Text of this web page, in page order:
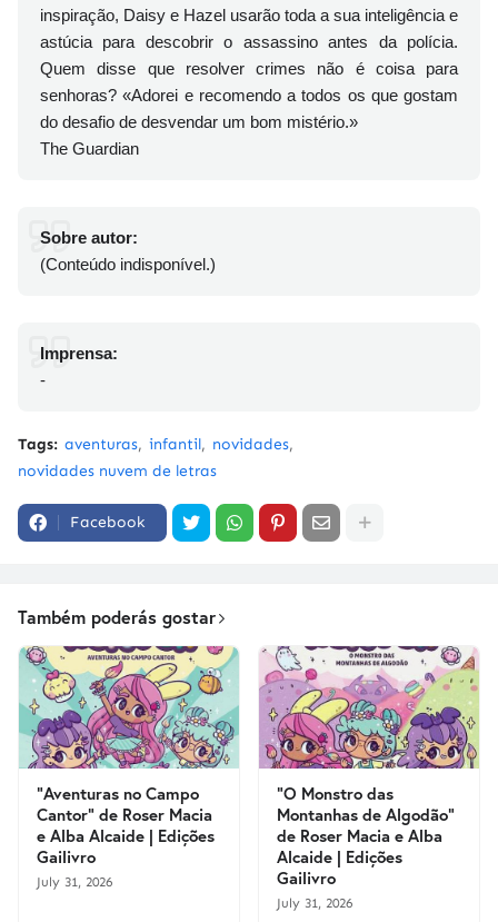
inspiração, Daisy e Hazel usarão toda a sua inteligência e
astúcia para descobrir o assassino antes da polícia.
Quem disse que resolver crimes não é coisa para
senhoras? «Adorei e recomendo a todos os que gostam
do desafio de desvendar um bom mistério.»
The Guardian
Sobre autor:
(Conteúdo indisponível.)
Imprensa:
-
Tags: aventuras infantil
novidades
novidades nuvem de letras
Facebook
Também poderás gostar
"Aventuras no Campo
Cantor" de Roser Macia
e Alba Alcaide | Edições
Gailivro
July 31, 2026
"O Monstro das
Montanhas de Algodão"
de Roser Macia e Alba
Alcaide | Edições
Gailivro
July 31, 2026